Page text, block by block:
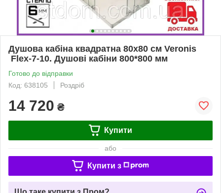
Душова кабіна квадратна 80х80 см Veronis
Flex-7-10. Душові кабіни 800*800 мм
Готово до відправки
Код: 638105
Роздріб
14 720 ₴
Купити
або
Купити з